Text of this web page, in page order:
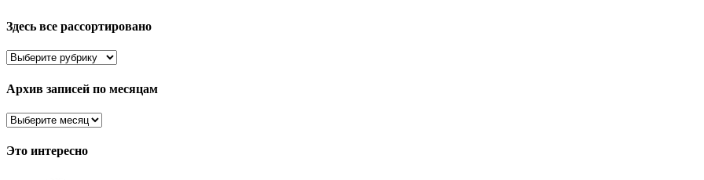
Здесь все рассортировано
Здесь
рассортировано
Архив записей по месяцам
Архив
по
Это интересно